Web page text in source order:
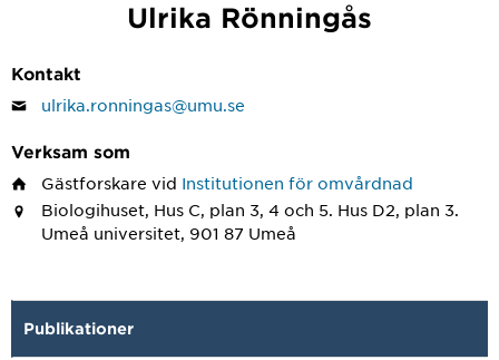
Ulrika Rönningås
Kontakt
ulrika.ronningas@umu.se
Verksam som
Gästforskare vid Institutionen för omvårdnad
Biologihuset, Hus C, plan 3, 4 och 5. Hus D2, plan 3.
Umeå universitet, 901 87 Umeå
Publikationer